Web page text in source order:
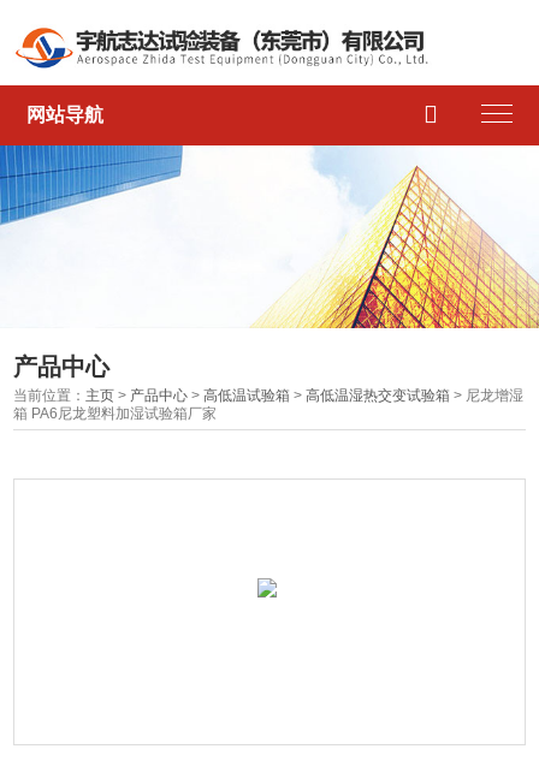
网站导航 
产品中心
当前位置： 主页 > 产品中心 >高低温试验箱 >高低温湿热交变试验箱 > 尼龙增湿
箱 PA6尼龙塑料加湿试验箱厂家